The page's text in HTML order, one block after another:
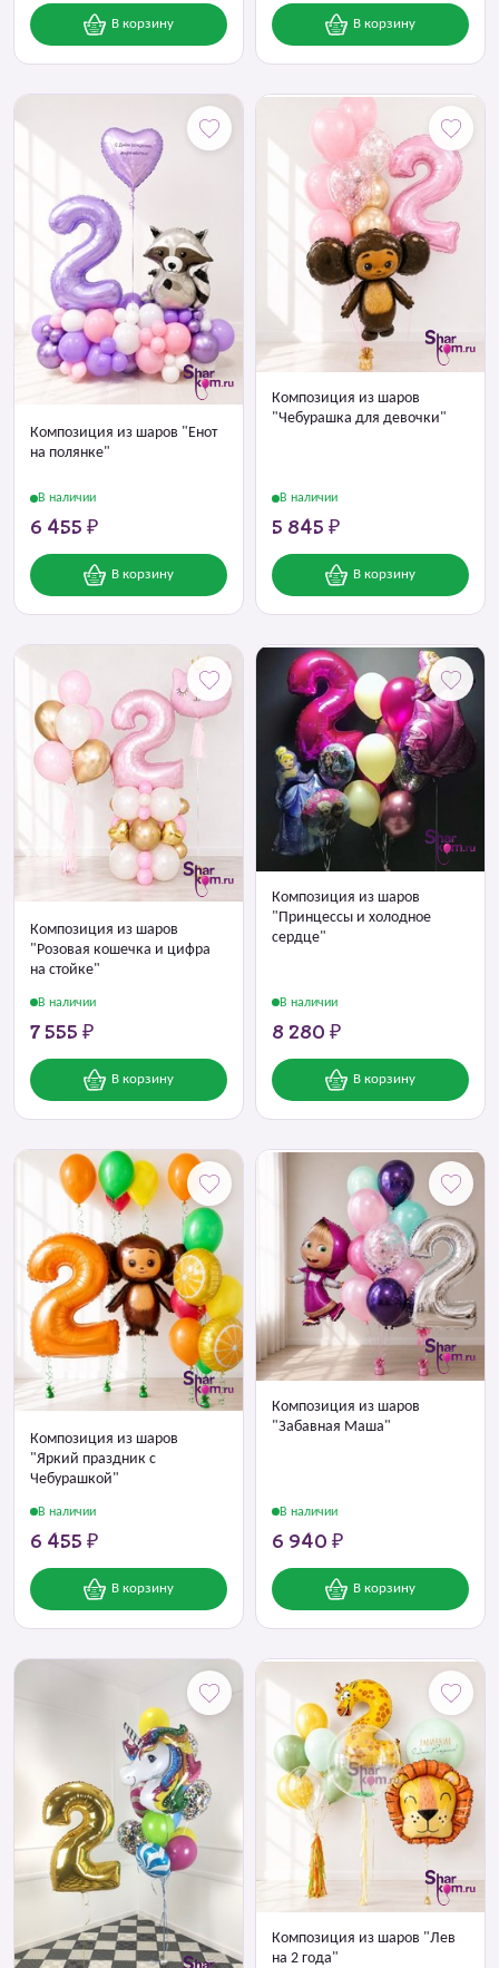
В корзину В корзину
Композиция из шаров "Енот
на полянке"
В наличии
6 455 ₽
В корзину
Композиция из шаров
"Чебурашка для девочки"
В наличии
5 845 ₽
В корзину
Композиция из шаров
"Розовая кошечка и цифра
на стойке"
В наличии
7 555 ₽
В корзину
Композиция из шаров
"Принцессы и холодное
сердце"
В наличии
8 280 ₽
В корзину
Композиция из шаров
"Яркий праздник с
Чебурашкой"
В наличии
6 455 ₽
В корзину
Композиция из шаров
"Забавная Маша"
В наличии
6 940 ₽
В корзину
Композиция из шаров "Лев
на 2 года"